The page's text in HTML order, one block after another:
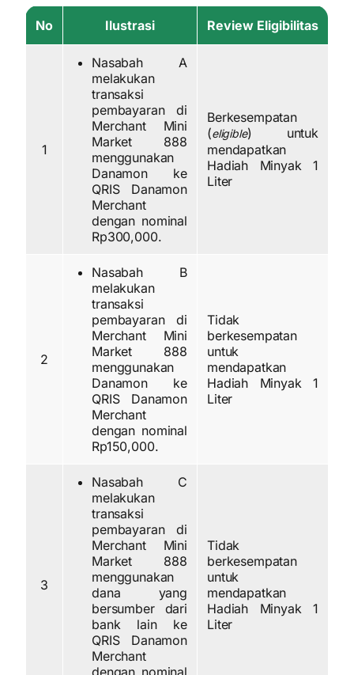
No Ilustrasi Review Eligibilitas
1
Nasabah A
melakukan
transaksi
pembayaran di
Merchant Mini
Market 888
menggunakan
Danamon ke
QRIS Danamon
Merchant
dengan nominal
Rp300,000.
Berkesempatan
(eligible) untuk
mendapatkan
Hadiah Minyak 1
Liter
2
Nasabah B
melakukan
transaksi
pembayaran di
Merchant Mini
Market 888
menggunakan
Danamon ke
QRIS Danamon
Merchant
dengan nominal
Rp150,000.
Tidak
berkesempatan
untuk
mendapatkan
Hadiah Minyak 1
Liter
3
Nasabah C
melakukan
transaksi
pembayaran di
Merchant Mini
Market 888
menggunakan
dana yang
bersumber dari
bank lain ke
QRIS Danamon
Merchant
dengan nominal
Tidak
berkesempatan
untuk
mendapatkan
Hadiah Minyak 1
Liter